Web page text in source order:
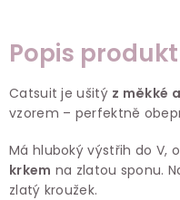
Popis
Catsuit je ušitý z měkké
vzorem – perfektně
Má hluboký výstřih do V,
krkem na zlatou sponu.
zlatý kroužek.